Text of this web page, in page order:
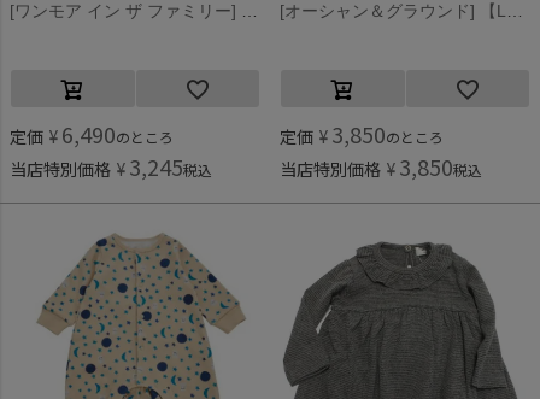
[ワンモア イン ザ ファミリー] AMIR(ボーダーロンパース) ミスティブルー(MBL)
定価 ¥ 6,490のところ
当店特別価格 ¥ 3,245税込
[オーシャン＆グラウンド] 【La stella/ラステラ】 BOY’Sソウガラ新生児ロンパス グリーン(クルマ)
定価 ¥ 3,850のところ
当店特別価格 ¥ 3,850税込